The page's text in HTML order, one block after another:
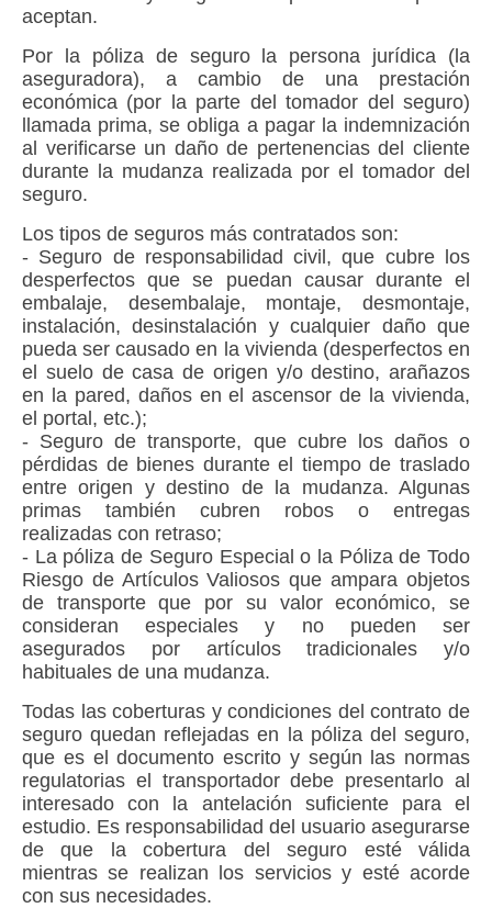
aceptan.
Por la póliza de seguro la persona jurídica (la
aseguradora), a cambio de una prestación
económica (por la parte del tomador del seguro)
llamada prima, se obliga a pagar la indemnización
al verificarse un daño de pertenencias del cliente
durante la mudanza realizada por el tomador del
seguro.
Los tipos de seguros más contratados son:
- Seguro de responsabilidad civil, que cubre los
desperfectos que se puedan causar durante el
embalaje, desembalaje, montaje, desmontaje,
instalación, desinstalación y cualquier daño que
pueda ser causado en la vivienda (desperfectos en
el suelo de casa de origen y/o destino, arañazos
en la pared, daños en el ascensor de la vivienda,
el portal, etc.);
- Seguro de transporte, que cubre los daños o
pérdidas de bienes durante el tiempo de traslado
entre origen y destino de la mudanza. Algunas
primas también cubren robos o entregas
realizadas con retraso;
- La póliza de Seguro Especial o la Póliza de Todo
Riesgo de Artículos Valiososque ampara objetos
de transporte que por su valor económico, se
consideran especiales y no pueden ser
asegurados por artículos tradicionales y/o
habituales de una mudanza.
Todas las coberturas y condiciones delcontrato de
seguro quedan reflejadas en la póliza del seguro,
que es el documento escrito y según las normas
regulatorias el transportadordebe presentarlo al
interesado con la antelación suficiente para el
estudio. Es responsabilidad del usuario asegurarse
de que la cobertura del seguro esté válida
mientras se realizan los servicios y esté acorde
con sus necesidades.